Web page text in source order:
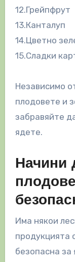
12.Грейпфрут
13.Канталуп
14.Цветно
15.Сладки
Независимо
плодовете и
забравяйте
ядете.
Начини
Има някои
продукцията
безопасна